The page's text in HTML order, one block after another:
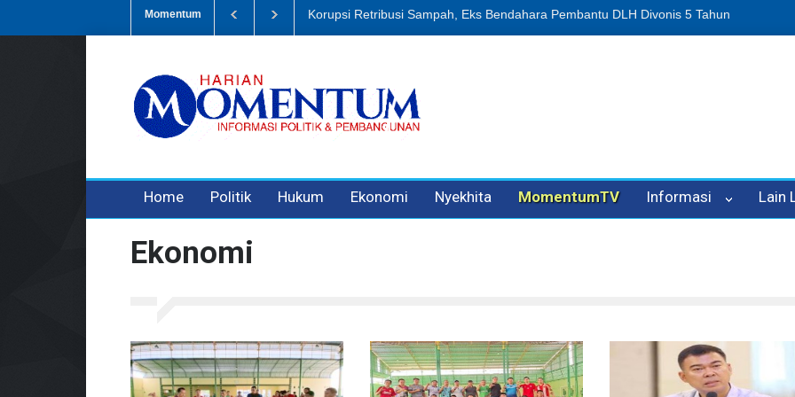
Momentum
Eks Bendahara Pembantu DLH Divonis 5 Tahun Dugaan Penipuan Oleh Oknum Kadis, Kuasa Hukum Pelapor Desak Polisi
Home Politik Hukum Ekonomi Nyekhita MomentumTV Informasi Lain
Ekonomi